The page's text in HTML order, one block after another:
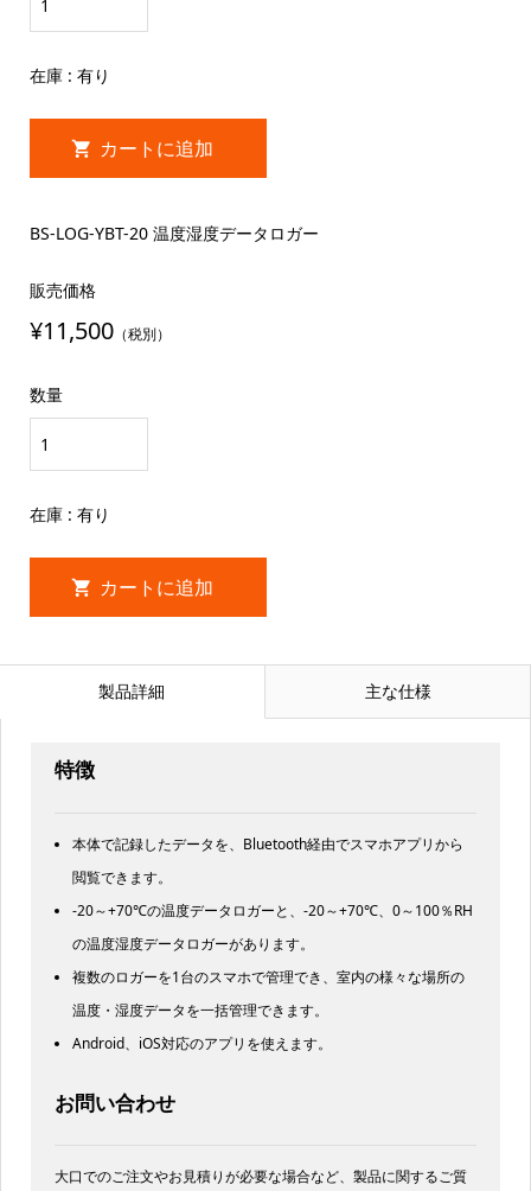
在庫 : 有り
BS-LOG-YBT-20 温度湿度データロガー
販売価格
¥11,500（税別）
数量
在庫 : 有り
製品詳細 主な仕様
特徴
本体で記録したデータを、Bluetooth経由でスマホアプリから
閲覧できます。
-20～+70℃の温度データロガーと、-20～+70℃、0～100％RH
の温度湿度データロガーがあります。
複数のロガーを1台のスマホで管理でき、室内の様々な場所の
温度・湿度データを一括管理できます。
Android、iOS対応のアプリを使えます。
お問い合わせ
大口でのご注文やお見積りが必要な場合など、製品に関するご質